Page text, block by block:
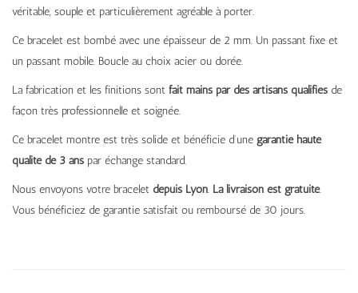
véritable, souple et particulièrement agréable à porter.
Ce bracelet est bombé avec une épaisseur de 2 mm. Un passant fixe et
un passant mobile. Boucle au choix acier ou dorée.
La fabrication et les finitions sont fait mains par des artisans qualifiés de
façon très professionnelle et soignée.
Ce bracelet montre est très solide et bénéficie d’une garantie haute
qualité de 3 ans par échange standard.
Nous envoyons votre bracelet depuis Lyon. La livraison est gratuite.
Vous bénéficiez de garantie satisfait ou remboursé de 30 jours.